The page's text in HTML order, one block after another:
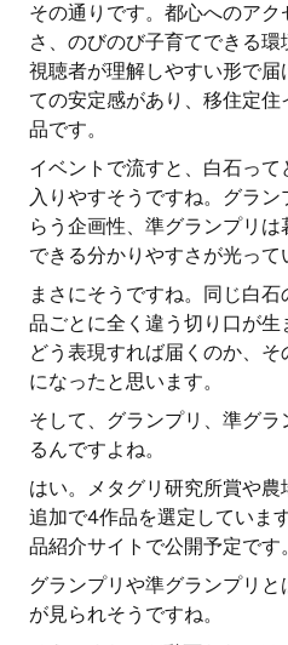
その通りです。都心へのア
さ、のびのび子育てできる
視聴者が理解しやすい形で届
ての安定感があり、移住定
品です。
イベントで流すと、白石っ
入りやすそうですね。グラ
らう企画性、準グランプリ
できる分かりやすさが光って
まさにそうですね。同じ白
品ごとに全く違う切り口が
どう表現すれば届くのか、
になったと思います。
そして、グランプリ、準グ
るんですよね。
はい。メタグリ研究所賞や
追加で4作品を選定していま
品紹介サイトで公開予定です。
グランプリや準グランプリ
が見られそうですね。